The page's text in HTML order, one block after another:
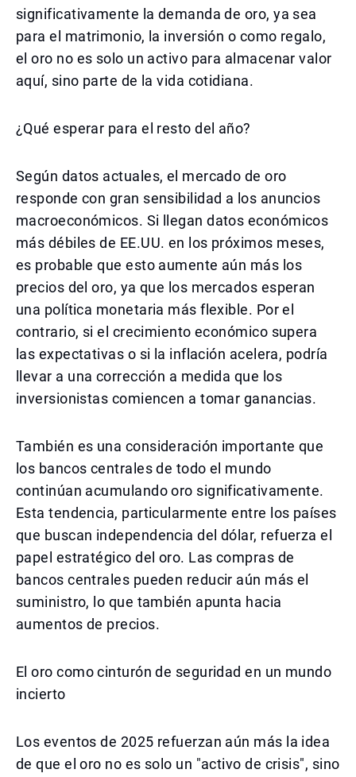
significativamente la demanda de oro, ya sea
para el matrimonio, la inversión o como regalo,
el oro no es solo un activo para almacenar valor
aquí, sino parte de la vida cotidiana.
¿Qué esperar para el resto del año?
Según datos actuales, el mercado de oro
responde con gran sensibilidad a los anuncios
macroeconómicos. Si llegan datos económicos
más débiles de EE.UU. en los próximos meses,
es probable que esto aumente aún más los
precios del oro, ya que los mercados esperan
una política monetaria más flexible. Por el
contrario, si el crecimiento económico supera
las expectativas o si la inflación acelera, podría
llevar a una corrección a medida que los
inversionistas comiencen a tomar ganancias.
También es una consideración importante que
los bancos centrales de todo el mundo
continúan acumulando oro significativamente.
Esta tendencia, particularmente entre los países
que buscan independencia del dólar, refuerza el
papel estratégico del oro. Las compras de
bancos centrales pueden reducir aún más el
suministro, lo que también apunta hacia
aumentos de precios.
El oro como cinturón de seguridad en un mundo
incierto
Los eventos de 2025 refuerzan aún más la idea
de que el oro no es solo un "activo de crisis", sino